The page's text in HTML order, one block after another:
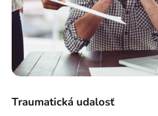
Traumatická udalosť